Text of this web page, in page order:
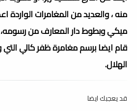
منه ، والعديد من المغامرات
ميكي وبطوط دار المعارف من
قام ايضا برسم مغامرة ظفر كالي
الهلال.
قد يعجبك ايضا